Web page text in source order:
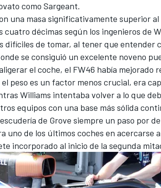
como Sargeant.
una masa significativamente superior
cuatro décimas según los ingenieros de
difíciles de tomar, al tener que entender
se consiguió un excelente noveno
el coche, el FW46 había mejorado
peso es un factor menos crucial, era
Williams intentaba volver a lo que
equipos con una base más sólida
de Grove siempre un paso por
uno de los últimos coches en acercarse
incorporado al inicio de la segunda